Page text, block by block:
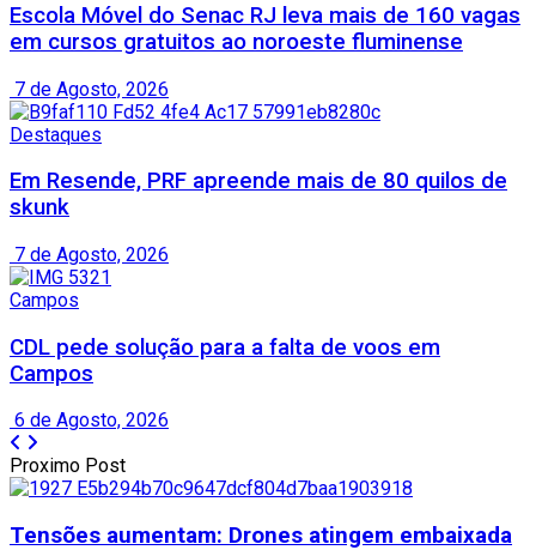
Escola Móvel do Senac RJ leva mais de 160 vagas
em cursos gratuitos ao noroeste fluminense
7 de Agosto, 2026
Destaques
Em Resende, PRF apreende mais de 80 quilos de
skunk
7 de Agosto, 2026
Campos
CDL pede solução para a falta de voos em
Campos
6 de Agosto, 2026
Proximo Post
Tensões aumentam: Drones atingem embaixada